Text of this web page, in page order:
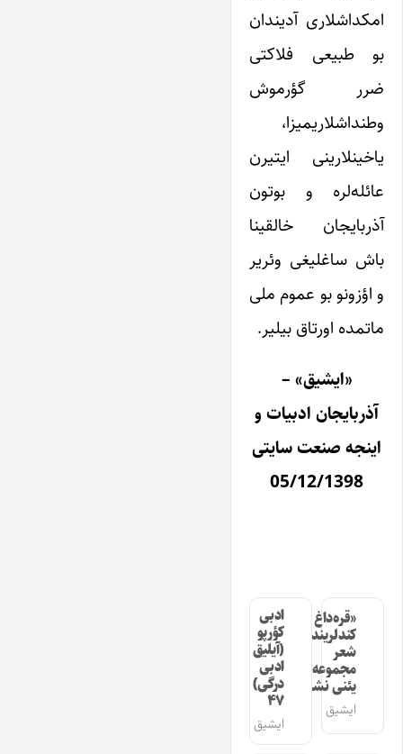
امکداشلاری آدیندان
بو طبیعی فلاکتی
ضرر گؤرموش
وطنداشلاریمیزا،
یاخینلارینی ایتیرن
عائله‌لره و بوتون
آذربایجان خالقینا
باش ساغلیغی وئریر
و اؤزونو بو عموم ملی
ماتمده اورتاق بیلیر.
«ایشیق» –
آذربایجان ادبیات و
اینجه صنعت سایتی
05/12/1398
«قره‌داغ
کندلرینده»
شعر
مجموعه‌سینین
یئنی نشری
ایشیق
ادبی
کؤرپو
(آیلیق
ادبی
درگی)
۴۷
ایشیق